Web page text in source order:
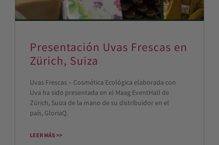
Presentación Uvas Frescas en
Zürich, Suiza
Uvas Frescas – Cosmética Ecológica elaborada con
Uva ha sido presentada en el Maag EventHall de
Zürich, Suiza de la mano de su distribuidor en el
país, GloriaQ.
LEER MÁS >>